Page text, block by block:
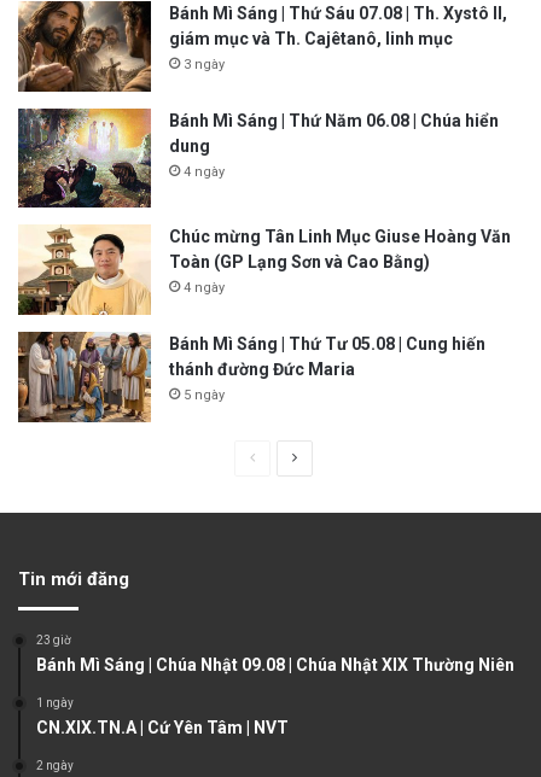
Bánh Mì Sáng | Thứ Sáu 07.08 | Th. Xystô II,
giám mục và Th. Cajêtanô, linh mục
3 ngày
Bánh Mì Sáng | Thứ Năm 06.08 | Chúa hiển
dung
4 ngày
Chúc mừng Tân Linh Mục Giuse Hoàng Văn
Toàn (GP Lạng Sơn và Cao Bằng)
4 ngày
Bánh Mì Sáng | Thứ Tư 05.08 | Cung hiến
thánh đường Đức Maria
5 ngày
u
p
g
Tin mới đăng
23 giờ
Bánh Mì Sáng | Chúa Nhật 09.08 | Chúa Nhật XIX Thường Niên
1 ngày
CN.XIX.TN.A | Cứ Yên Tâm | NVT
2 ngày